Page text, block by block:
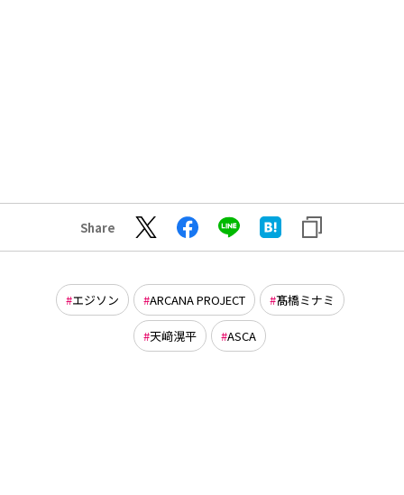
Share
エジソン ARCANA PROJECT 髙橋ミナミ
天﨑滉平 ASCA